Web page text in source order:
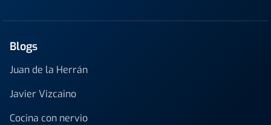
Blogs
Juan de la Herrán
Javier Vizcaino
Cocina con nervio